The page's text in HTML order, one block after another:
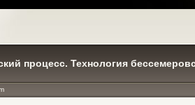
процесс. Технология